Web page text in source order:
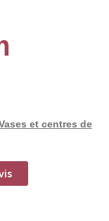
et centres de